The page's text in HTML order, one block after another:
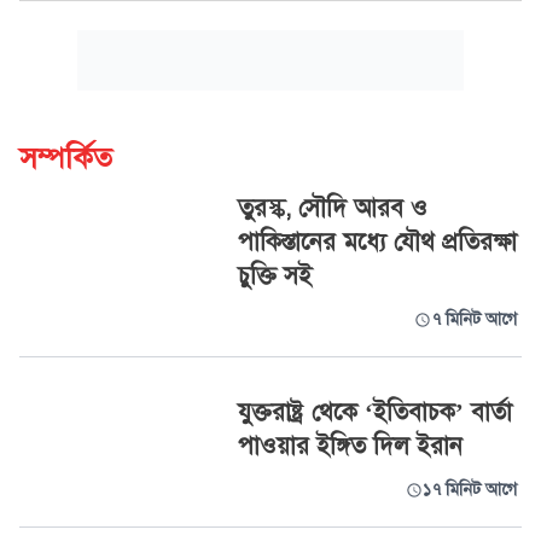
সম্পর্কিত
তুরস্ক, সৌদি আরব ও
পাকিস্তানের মধ্যে যৌথ প্রতিরক্ষা
চুক্তি সই
৭ মিনিট আগে
যুক্তরাষ্ট্র থেকে ‘ইতিবাচক’ বার্তা
পাওয়ার ইঙ্গিত দিল ইরান
১৭ মিনিট আগে